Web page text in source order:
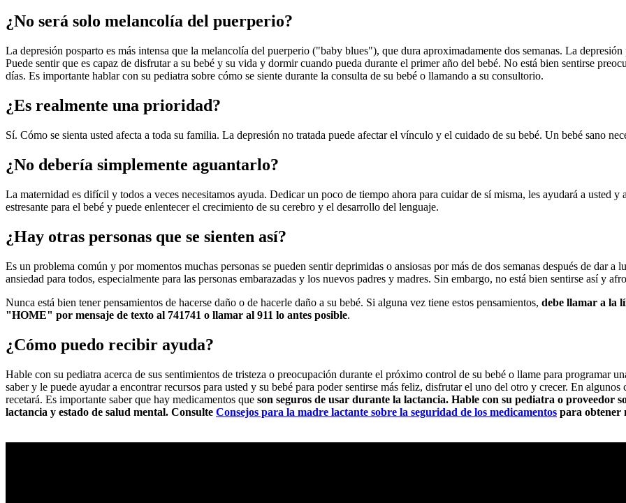
¿No será solo melancolía del puerperio?
La depresión posparto es más intensa que la melancolía del puerperio ("baby blues"), que dura aproximadamente dos semanas. La
Puede sentir que es capaz de disfrutar a su bebé y su vida y dormir cuando pueda durante el primer año del bebé. No está bien sentirse
días. Es importante hablar con su pediatra sobre cómo se siente durante la consulta de su bebé o llamando a su consultorio.
¿Es realmente una prioridad?
Sí. Cómo se sienta usted afecta a toda su familia. La depresión no tratada puede afectar el vínculo y el cuidado de su bebé. Un bebé sano
¿No debería simplemente aguantarlo?
La maternidad es difícil y todos a veces necesitamos ayuda. Dedicar un poco de tiempo ahora para cuidar de sí misma, les ayudará a usted
estresante para el bebé y puede enlentecer el crecimiento de su cerebro y el desarrollo del lenguaje.
¿Hay otras personas que se sienten así?
Es un problema común y por momentos muchas personas se pueden sentir deprimidas o ansiosas por más de dos semanas después de dar
ansiedad para todos, especialmente para las personas embarazadas y los nuevos padres y madres. Sin embargo, no está bien sentirse así y
Nunca está bien tener pensamientos de hacerse daño o de hacerle daño a su bebé. Si alguna vez tiene estos pensamientos, debe llamar a la
"HOME" por mensaje de texto al 741741 o llamar al 911 lo antes posible.
¿Cómo puedo recibir ayuda?
Hable con su pediatra acerca de sus sentimientos de tristeza o preocupación durante el próximo control de su bebé o llame para programar
saber y le puede ayudar a encontrar recursos para usted y su bebé para poder sentirse más feliz, disfrutar el uno del otro y crecer. En
recetará. Es importante saber que hay medicamentos que son seguros de usar durante la lactancia. Hable con su pediatra o proveedor
lactancia y estado de salud mental. Consulte Consejos para la madre lactante sobre la seguridad de los medicamentos para obtener